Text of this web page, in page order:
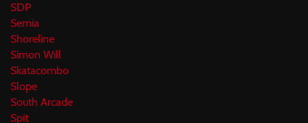
SDP
Semia
Shoreline
Simon Will
Skatacombo
Slope
South Arcade
Spit